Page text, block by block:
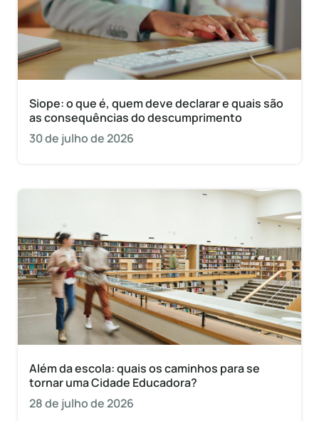
Siope: o que é, quem deve declarar e quais são
as consequências do descumprimento
30 de julho de 2026
Além da escola: quais os caminhos para se
tornar uma Cidade Educadora?
28 de julho de 2026